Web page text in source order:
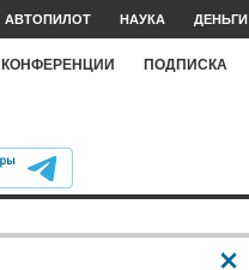
АВТОПИЛОТ НАУКА ДЕНЬГИ
КОНФЕРЕНЦИИ ПОДПИСКА